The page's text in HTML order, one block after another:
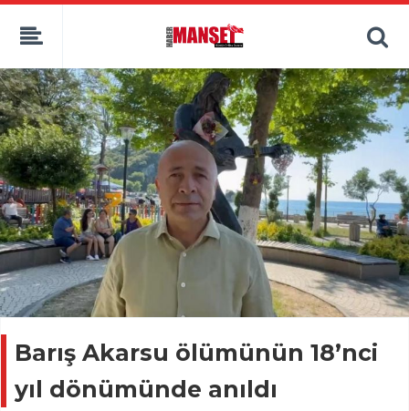
Barış Akarsu ölümünün 18’nci
yıl dönümünde anıldı